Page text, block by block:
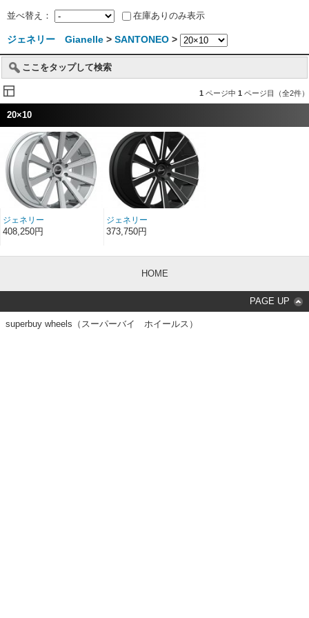
並べ替え： 在庫ありのみ表示
ジェネリー Gianelle > SANTONEO >
ここをタップして検索
1 ページ中 1 ページ目（全2件）
20×10
ジェネリー
SANTONEO クローム
408,250円
ジェネリー
SANTONEO ブラック/
373,750円
HOME
PAGE UP
superbuy wheels（スーパーバイ ホイールス）